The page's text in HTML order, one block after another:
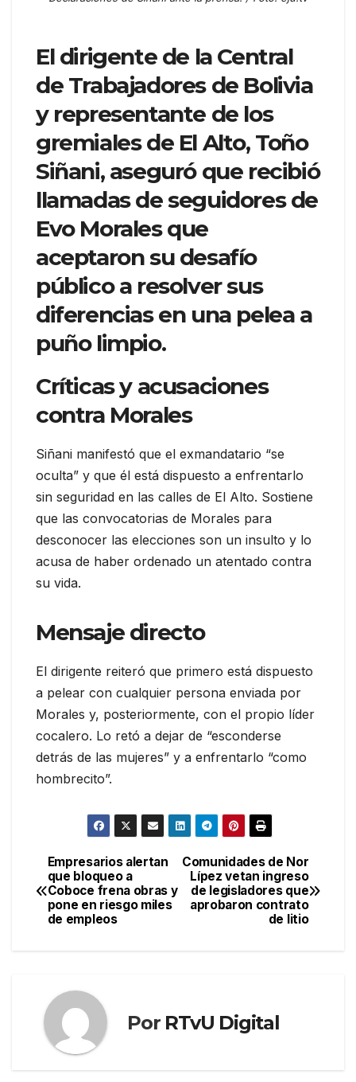
El dirigente de la Central
de Trabajadores de Bolivia
y representante de los
gremiales de El Alto, Toño
Siñani, aseguró que recibió
llamadas de seguidores de
Evo Morales que
aceptaron su desafío
público a resolver sus
diferencias en una pelea a
puño limpio.
Críticas y acusaciones
contra Morales
Siñani manifestó que el exmandatario “se
oculta” y que él está dispuesto a enfrentarlo
sin seguridad en las calles de El Alto. Sostiene
que las convocatorias de Morales para
desconocer las elecciones son un insulto y lo
acusa de haber ordenado un atentado contra
su vida.
Mensaje directo
El dirigente reiteró que primero está dispuesto
a pelear con cualquier persona enviada por
Morales y, posteriormente, con el propio líder
cocalero. Lo retó a dejar de “esconderse
detrás de las mujeres” y a enfrentarlo “como
hombrecito”.
Navegación
de
entradas
Comunidades de Nor
Lípez vetan ingreso
de legisladores que
aprobaron contrato
de litio
Empresarios alertan
que bloqueo a
Coboce frena obras y
pone en riesgo miles
de empleos
Por RTvU Digital